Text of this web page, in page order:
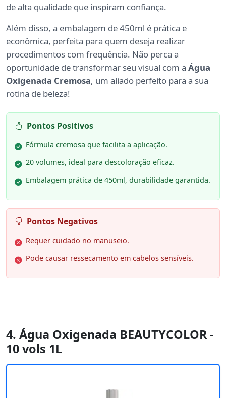
de alta qualidade que inspiram confiança.
Além disso, a embalagem de 450ml é prática e
econômica, perfeita para quem deseja realizar
procedimentos com frequência. Não perca a
oportunidade de transformar seu visual com a Água
Oxigenada Cremosa, um aliado perfeito para a sua
rotina de beleza!
Pontos Positivos
Fórmula cremosa que facilita a aplicação.
20 volumes, ideal para descoloração eficaz.
Embalagem prática de 450ml, durabilidade garantida.
Pontos Negativos
Requer cuidado no manuseio.
Pode causar ressecamento em cabelos sensíveis.
4. Água Oxigenada BEAUTYCOLOR -
10 vols 1L